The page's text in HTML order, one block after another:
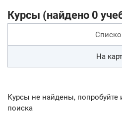
Курсы (найдено 0
На
Курсы не найдены, попробуйте
поиска